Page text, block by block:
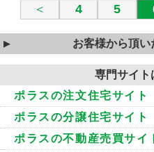
＜ 4 5
お客様から頂い
専門サイト
ポラスの注文住宅サイト
ポラスの分譲住宅サイト
ポラスの不動産売買サイ